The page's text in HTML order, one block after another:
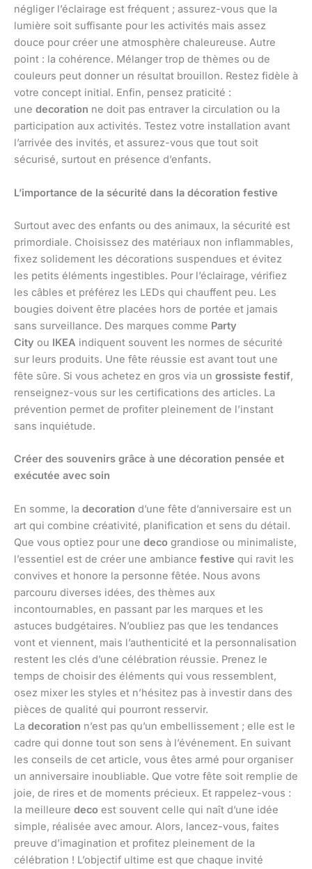
négliger l’éclairage est fréquent ; assurez-vous que la
lumière soit suffisante pour les activités mais assez
douce pour créer une atmosphère chaleureuse. Autre
point : la cohérence. Mélanger trop de thèmes ou de
couleurs peut donner un résultat brouillon. Restez fidèle à
votre concept initial. Enfin, pensez praticité :
une decoration ne doit pas entraver la circulation ou la
participation aux activités. Testez votre installation avant
l’arrivée des invités, et assurez-vous que tout soit
sécurisé, surtout en présence d’enfants.
L’importance de la sécurité dans la décoration festive
Surtout avec des enfants ou des animaux, la sécurité est
primordiale. Choisissez des matériaux non inflammables,
fixez solidement les décorations suspendues et évitez
les petits éléments ingestibles. Pour l’éclairage, vérifiez
les câbles et préférez les LEDs qui chauffent peu. Les
bougies doivent être placées hors de portée et jamais
sans surveillance. Des marques comme Party
City ou IKEA indiquent souvent les normes de sécurité
sur leurs produits. Une fête réussie est avant tout une
fête sûre. Si vous achetez en gros via un grossiste festif,
renseignez-vous sur les certifications des articles. La
prévention permet de profiter pleinement de l’instant
sans inquiétude.
Créer des souvenirs grâce à une décoration pensée et
exécutée avec soin
En somme, la decoration d’une fête d’anniversaire est un
art qui combine créativité, planification et sens du détail.
Que vous optiez pour une deco grandiose ou minimaliste,
l’essentiel est de créer une ambiance festive qui ravit les
convives et honore la personne fêtée. Nous avons
parcouru diverses idées, des thèmes aux
incontournables, en passant par les marques et les
astuces budgétaires. N’oubliez pas que les tendances
vont et viennent, mais l’authenticité et la personnalisation
restent les clés d’une célébration réussie. Prenez le
temps de choisir des éléments qui vous ressemblent,
osez mixer les styles et n’hésitez pas à investir dans des
pièces de qualité qui pourront resservir.
La decoration n’est pas qu’un embellissement ; elle est le
cadre qui donne tout son sens à l’événement. En suivant
les conseils de cet article, vous êtes armé pour organiser
un anniversaire inoubliable. Que votre fête soit remplie de
joie, de rires et de moments précieux. Et rappelez-vous :
la meilleure deco est souvent celle qui naît d’une idée
simple, réalisée avec amour. Alors, lancez-vous, faites
preuve d’imagination et profitez pleinement de la
célébration ! L’objectif ultime est que chaque invité